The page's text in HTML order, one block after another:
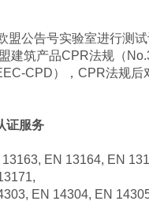
盟公告号实验室进行测
建筑产品CPR法规（
CPD），CPR法规
证服务
EN 13164, EN
EN 14304, EN